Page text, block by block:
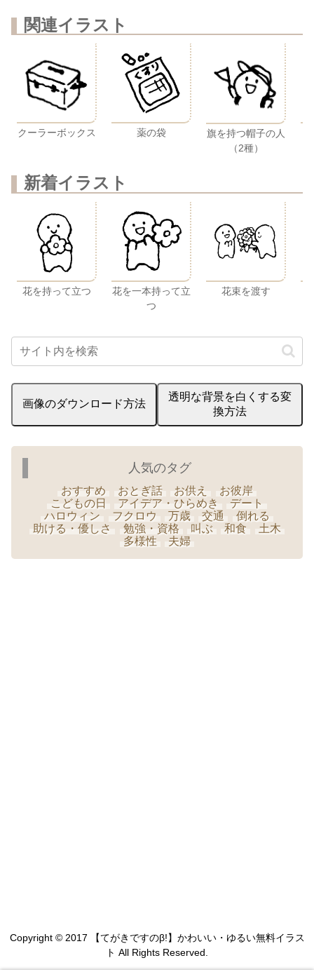
関連イラスト
クーラーボックス 薬の袋
旗を持つ帽子の人
（2種）
新着イラスト
花を持って立つ
花を一本持って立
つ
花束を渡す
画像のダウンロード方法
透明な背景を白くする変
換方法
人気のタグ
おすすめ おとぎ話 お供え
お彼岸
こどもの日
アイデア・ひらめき
デート
ハロウィン
フクロウ 万歳 交通
倒れる
助ける・優しさ
勉強・資格 叫ぶ 和食
土木
多様性
夫婦
Copyright © 2017 【てがきですのβ!】かわいい・ゆるい無料イラス
ト All Rights Reserved.